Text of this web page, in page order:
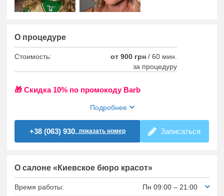
О процедуре
Стоимость: от 900 грн / 60 мин.
за процедуру
🎁 Cкидка 10% по промокоду Barb
Подробнее
+38 (063) 930..показать номер Записаться
О салоне «Киевское бюро красот»
Время работы: Пн 09:00 – 21:00